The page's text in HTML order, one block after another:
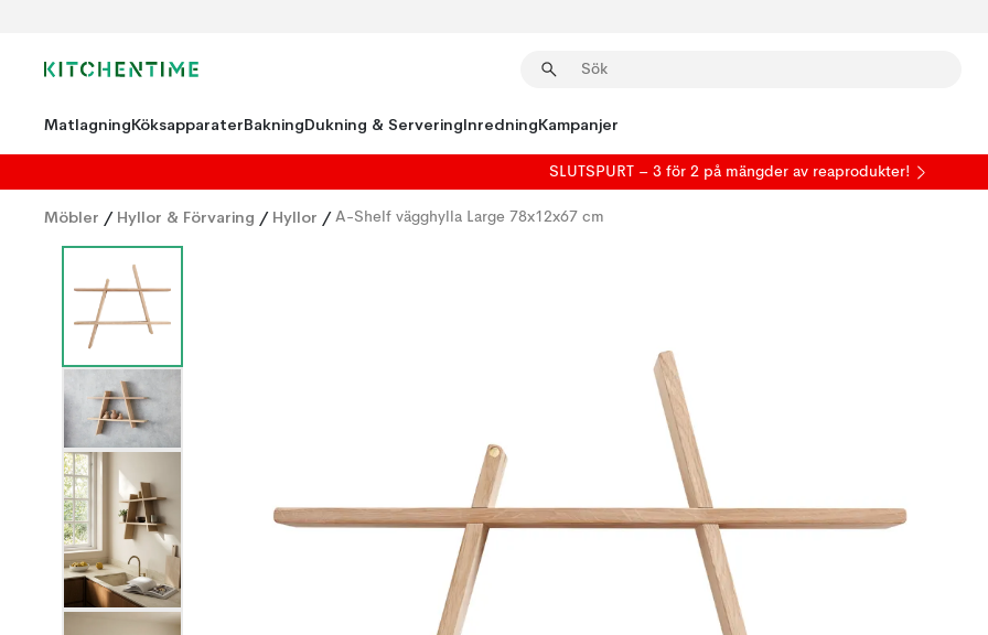
MatlagningKöksapparaterBakningDukning & ServeringInredningKampanjer
SLUTSPURT – 3 för 2 på mängder av reaprodukter!
Möbler / Hyllor & Förvaring / Hyllor / A-Shelf vägghylla Large 78x12x67 cm